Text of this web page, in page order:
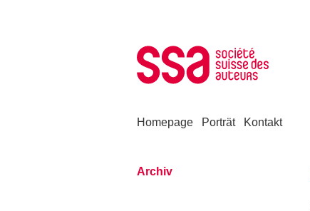
Homepage Porträt Kontakt
Archiv